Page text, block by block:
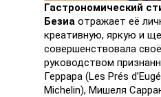
Гастрономический
Безиа отражает её
креативную, яркую и
совершенствовала
руководством
Геррара (Les Prés
Michelin), Мишеля